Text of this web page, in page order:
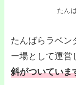
たん
たんばらラベン
ー場として運営
斜がついていま